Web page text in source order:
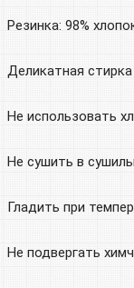
Резинка: 98%
Деликатная
Не использовать
Не сушить в
Гладить при
Не подвергать